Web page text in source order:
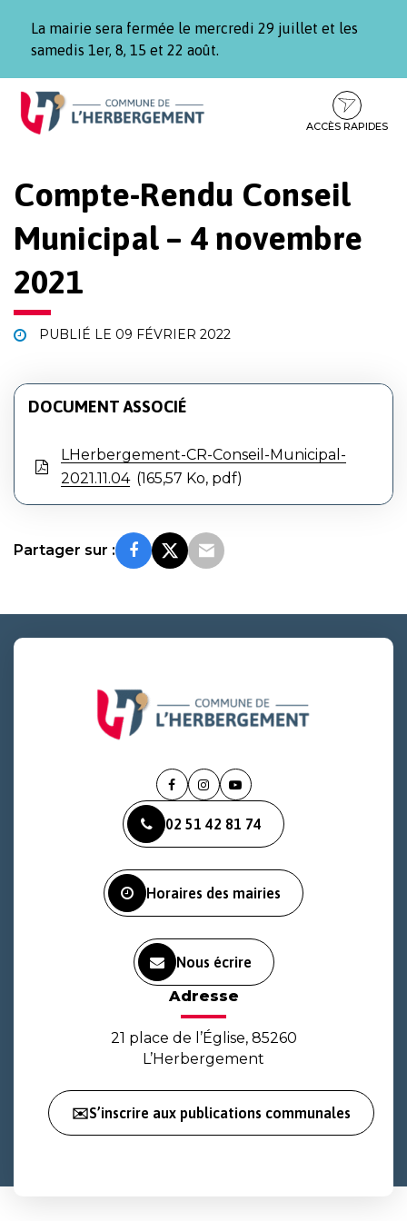
La mairie sera fermée le mercredi 29 juillet et les
samedis 1er, 8, 15 et 22 août.
Aller
Aller
contenu
Aller
pied
ACCÈS RAPIDES
Compte-Rendu Conseil
Municipal – 4 novembre
2021
PUBLIÉ LE 09 FÉVRIER 2022
DOCUMENT ASSOCIÉ
LHerbergement-CR-Conseil-Municipal-
2021.11.04
165,57 Ko, pdf
Partager sur :
Lien
le
compte
Lien
le
compte
Lien
la
chaîne
02 51 42 81 74
Horaires des mairies
Nous écrire
Adresse
21 place de l’Église, 85260
L’Herbergement
✉️S’inscrire aux publications communales